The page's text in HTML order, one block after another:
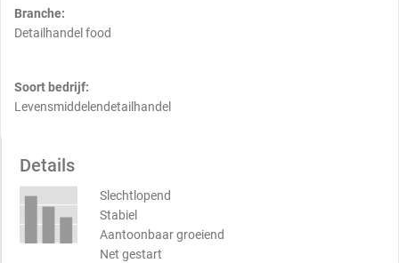
Branche:
Detailhandel food
Soort bedrijf:
Levensmiddelendetailhandel
Details
Slechtlopend
Stabiel
Aantoonbaar groeiend
Net gestart